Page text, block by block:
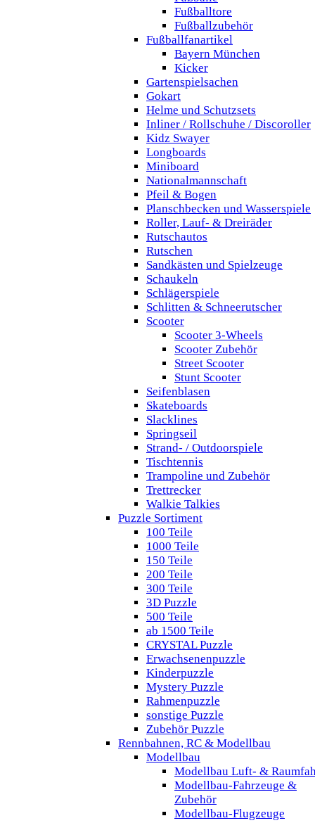
Fußballtore
Fußballzubehör
Fußballfanartikel
Bayern München
Kicker
Gartenspielsachen
Gokart
Helme und Schutzsets
Inliner / Rollschuhe / Discoroller
Kidz Swayer
Longboards
Miniboard
Nationalmannschaft
Pfeil & Bogen
Planschbecken und Wasserspiele
Roller, Lauf- & Dreiräder
Rutschautos
Rutschen
Sandkästen und Spielzeuge
Schaukeln
Schlägerspiele
Schlitten & Schneerutscher
Scooter
Scooter 3-Wheels
Scooter Zubehör
Street Scooter
Stunt Scooter
Seifenblasen
Skateboards
Slacklines
Springseil
Strand- / Outdoorspiele
Tischtennis
Trampoline und Zubehör
Trettrecker
Walkie Talkies
Puzzle Sortiment
100 Teile
1000 Teile
150 Teile
200 Teile
300 Teile
3D Puzzle
500 Teile
ab 1500 Teile
CRYSTAL Puzzle
Erwachsenenpuzzle
Kinderpuzzle
Mystery Puzzle
Rahmenpuzzle
sonstige Puzzle
Zubehör Puzzle
Rennbahnen, RC & Modellbau
Modellbau
Modellbau Luft- &
Modellbau-Fahrzeuge &
Zubehör
Modellbau-Flugzeuge